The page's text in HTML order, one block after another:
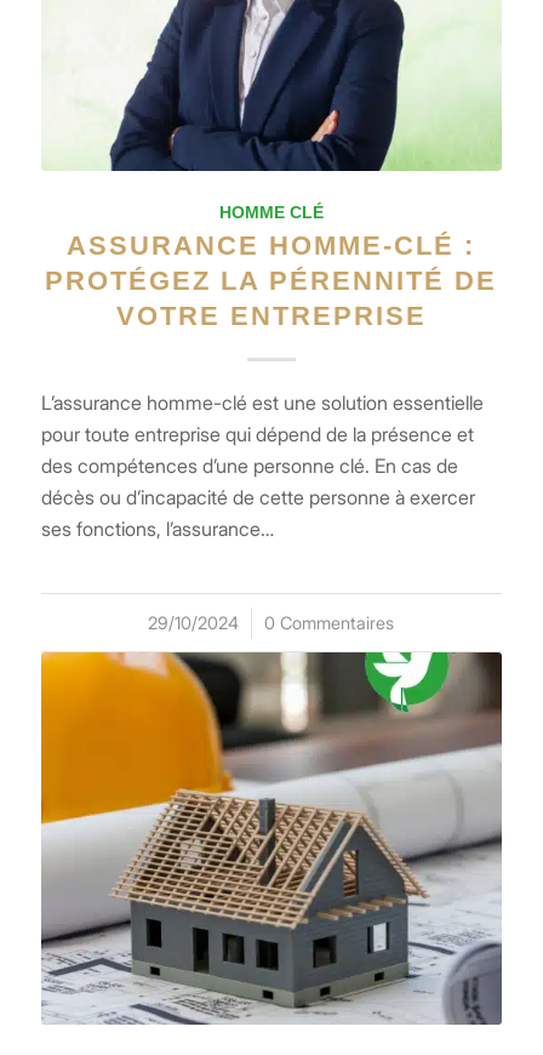
HOMME CLÉ
ASSURANCE HOMME-CLÉ :
PROTÉGEZ LA PÉRENNITÉ DE
VOTRE ENTREPRISE
L’assurance homme-clé est une solution essentielle
pour toute entreprise qui dépend de la présence et
des compétences d’une personne clé. En cas de
décès ou d’incapacité de cette personne à exercer
ses fonctions, l’assurance…
29/10/2024
/ 0 Commentaires